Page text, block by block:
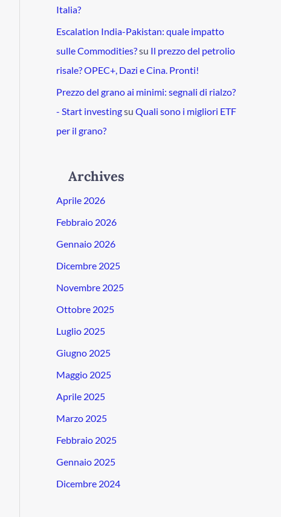
Italia?
Escalation India-Pakistan: quale impatto
sulle Commodities?su Il prezzo del petrolio
risale? OPEC+, Dazi e Cina. Pronti!
Prezzo del grano ai minimi: segnali di rialzo?
- Start investingsu Quali sono i migliori ETF
per il grano?
Archives
Aprile 2026
Febbraio 2026
Gennaio 2026
Dicembre 2025
Novembre 2025
Ottobre 2025
Luglio 2025
Giugno 2025
Maggio 2025
Aprile 2025
Marzo 2025
Febbraio 2025
Gennaio 2025
Dicembre 2024